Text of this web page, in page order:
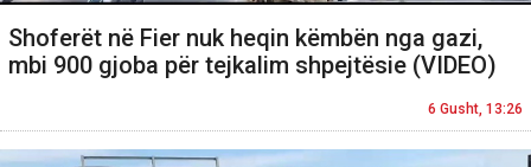
Shoferët në Fier nuk heqin këmbën nga gazi,
mbi 900 gjoba për tejkalim shpejtësie (VIDEO)
6 Gusht, 13:26